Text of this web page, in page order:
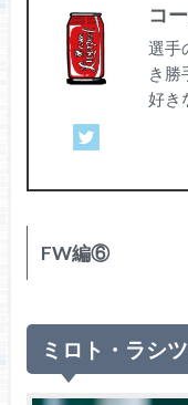
コ
選手
き勝
好き
FW編⑥
ミロト・ラシ